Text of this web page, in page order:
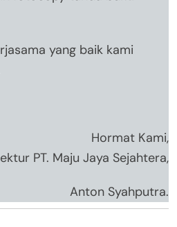
yang baik kami
Hormat Kami,
PT. Maju Jaya Sejahtera,
Anton Syahputra.